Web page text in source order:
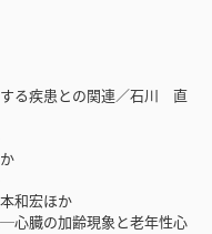
る疾患との関連／石川 直
和宏ほか
心臓の加齢現象と老年性心